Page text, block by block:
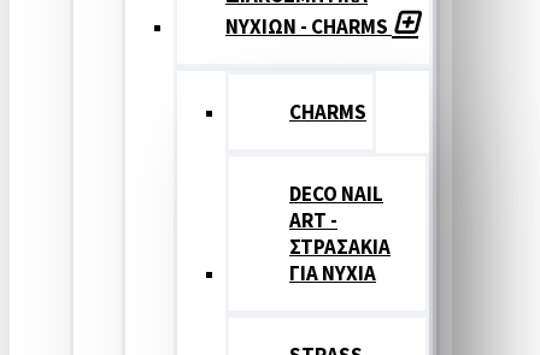
ΝΥΧΙΩΝ - CHARMS
CHARMS
DECO NAIL
ART -
ΣΤΡΑΣΑΚΙΑ
ΓΙΑ ΝΥΧΙΑ